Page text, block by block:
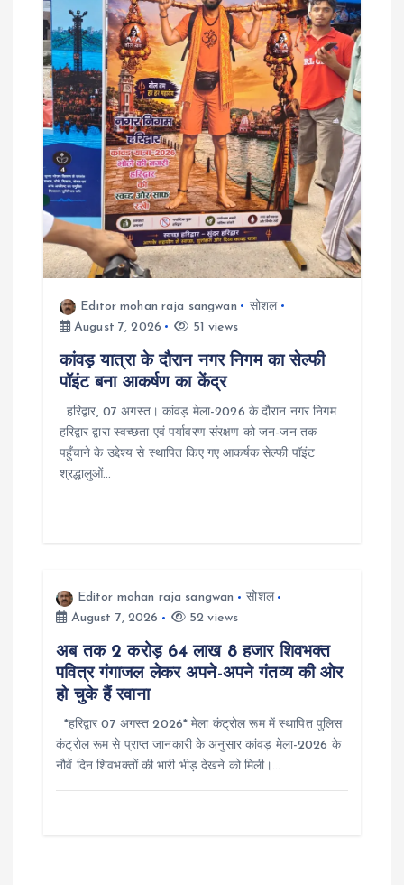
a
t
o
n
Editor mohan raja sangwan
सोशल
August 7, 2026
51 views
कांवड़ यात्रा के दौरान नगर निगम का सेल्फी
पॉइंट बना आकर्षण का केंद्र
हरिद्वार, 07 अगस्त। कांवड़ मेला-2026 के दौरान नगर निगम
हरिद्वार द्वारा स्वच्छता एवं पर्यावरण संरक्षण को जन-जन तक
पहुँचाने के उद्देश्य से स्थापित किए गए आकर्षक सेल्फी पॉइंट
श्रद्धालुओं…
Editor mohan raja sangwan
सोशल
August 7, 2026
52 views
अब तक 2 करोड़ 64 लाख 8 हजार शिवभक्त
पवित्र गंगाजल लेकर अपने-अपने गंतव्य की ओर
हो चुके हैं रवाना
*हरिद्वार 07 अगस्त 2026* मेला कंट्रोल रूम में स्थापित पुलिस
कंट्रोल रूम से प्राप्त जानकारी के अनुसार कांवड़ मेला-2026 के
नौवें दिन शिवभक्तों की भारी भीड़ देखने को मिली।…